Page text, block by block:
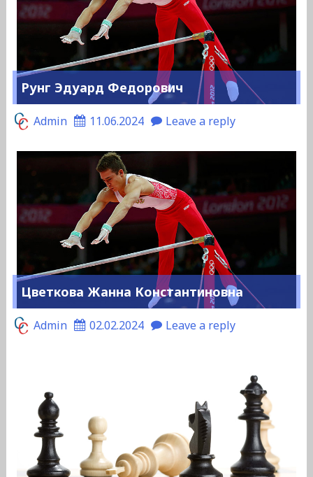
Рунг Эдуард Федорович
Admin 11.06.2024 Leave a reply
Цветкова Жанна Константиновна
Admin 02.02.2024 Leave a reply